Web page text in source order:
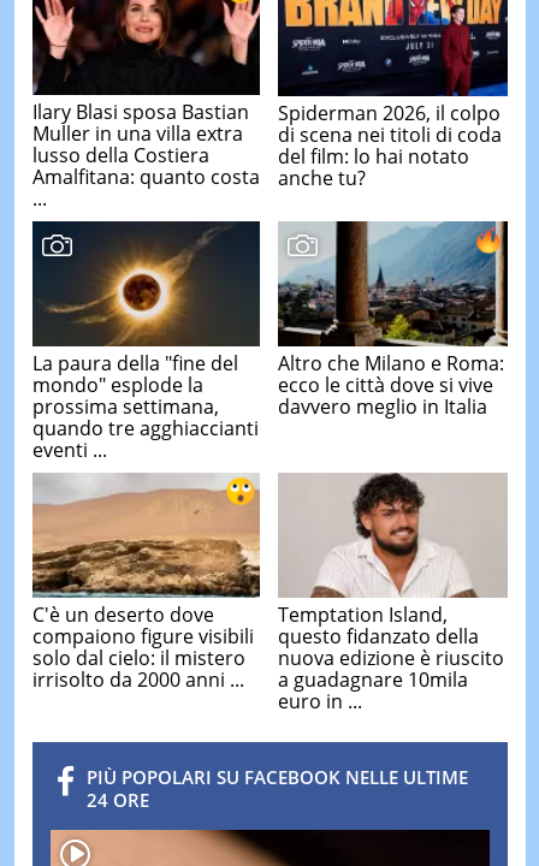
Ilary Blasi sposa Bastian
Muller in una villa extra
lusso della Costiera
Amalfitana: quanto costa
...
Spiderman 2026, il colpo
di scena nei titoli di coda
del film: lo hai notato
anche tu?
La paura della "fine del
mondo" esplode la
prossima settimana,
quando tre agghiaccianti
eventi ...
Altro che Milano e Roma:
ecco le città dove si vive
davvero meglio in Italia
C'è un deserto dove
compaiono figure visibili
solo dal cielo: il mistero
irrisolto da 2000 anni ...
Temptation Island,
questo fidanzato della
nuova edizione è riuscito
a guadagnare 10mila
euro in ...
PIÙ POPOLARI SU FACEBOOK NELLE ULTIME
24 ORE